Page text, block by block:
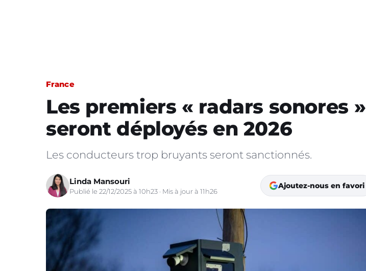
France
Les premiers « radars sonores »
seront déployés en 2026
Les conducteurs trop bruyants seront sanctionnés.
Linda Mansouri
Publié le 22/12/2025 à 10h23 · Mis à jour à 11h26
Ajoutez-nous en favori